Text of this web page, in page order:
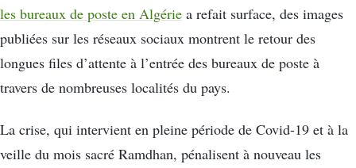
les bureaux de poste en Algérie a refait surface, des images
publiées sur les réseaux sociaux montrent le retour des
longues files d’attente à l’entrée des bureaux de poste à
travers de nombreuses localités du pays.
La crise, qui intervient en pleine période de Covid-19 et à la
veille du mois sacré Ramdhan, pénalisent à nouveau les